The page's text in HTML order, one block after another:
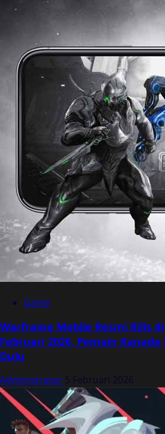
Game
Warframe Mobile Resmi Rilis
Februari 2026, Pemain Kanada
Dulu
Administrator 5 Februari 2026